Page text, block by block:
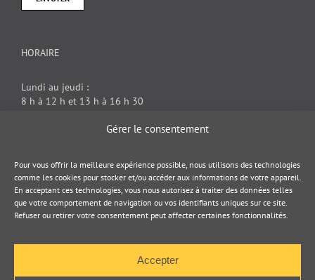
Gérer le consentement
Pour vous offrir la meilleure expérience possible, nous utilisons des technologies
comme les cookies pour stocker et/ou accéder aux informations de votre appareil.
En acceptant ces technologies, vous nous autorisez à traiter des données telles
que votre comportement de navigation ou vos identifiants uniques sur ce site.
Refuser ou retirer votre consentement peut affecter certaines fonctionnalités.
Accepter
HORAIRE
Lundi au jeudi :
8 h à 12 h et 13 h à 16 h 30
DOCUMENT JURIDIQUE
Politique de cookies